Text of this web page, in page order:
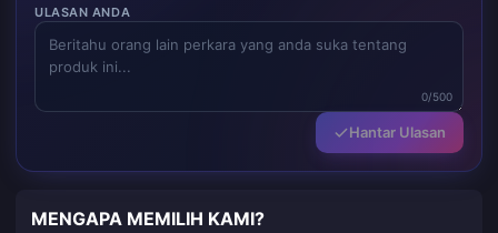
ULASAN ANDA
0/500
Hantar Ulasan
MENGAPA MEMILIH KAMI?